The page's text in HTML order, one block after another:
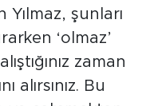
şunları
‘olmaz’
zaman
alırsınız. Bu